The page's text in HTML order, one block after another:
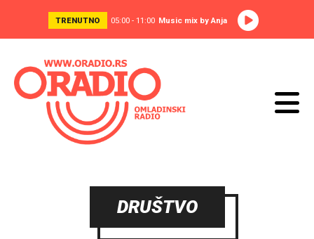
TRENUTNO 05:00 - 11:00 Music mix by Anja
DRUŠTVO